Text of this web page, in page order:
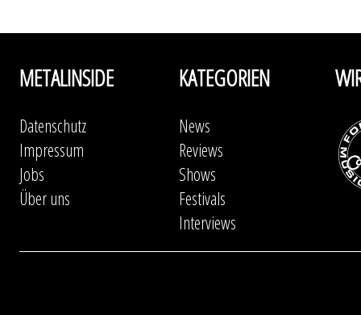
METALINSIDE
Datenschutz
Impressum
Jobs
Über uns
KATEGORIEN
News
Reviews
Shows
Festivals
Interviews